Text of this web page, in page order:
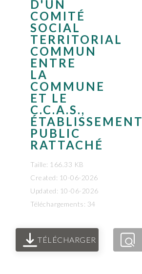
D'UN
COMITÉ
SOCIAL
TERRITORIAL
COMMUN
ENTRE
LA
COMMUNE
ET LE
C.C.A.S.,
ÉTABLISSEMENT
PUBLIC
RATTACHÉ
Taille: 166.33 KB
Created: 10-06-2026
Updated: 10-06-2026
Téléchargements: 34
TÉLÉCHARGER